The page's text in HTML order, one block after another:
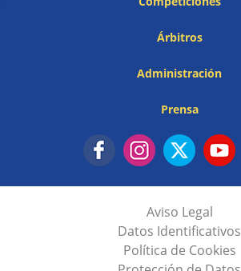
Árbitros
Administración
Prensa
Aviso Legal
Datos Identificativos
Política de Cookies